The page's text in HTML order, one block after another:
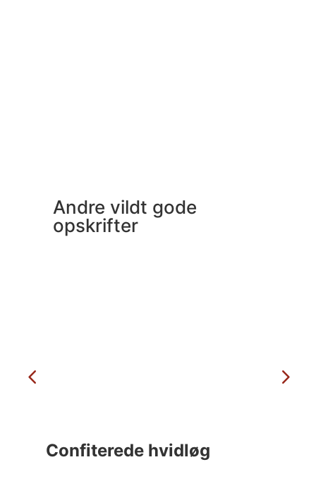
Andre vildt gode
opskrifter
Confiterede hvidløg